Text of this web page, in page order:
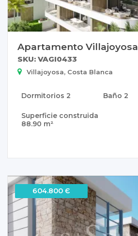
Apartamento Villajoyosa
SKU: VAGI0433
Villajoyosa, Costa Blanca
Dormitorios 2 Baño 2
Superficie construida
88.90 m²
604.800 Є